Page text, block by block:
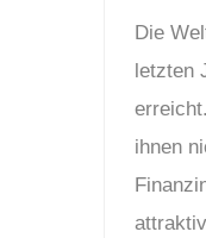
Die
letzten
ihnen